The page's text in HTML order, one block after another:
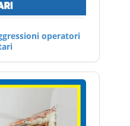
operatori